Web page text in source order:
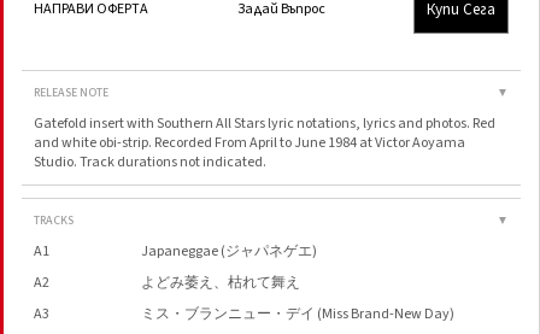
НАПРАВИ ОФЕРТА Задай Въпрос Купи Сега
RELEASE NOTE ▼
Gatefold insert with Southern All Stars lyric notations, lyrics and photos. Red
and white obi-strip. Recorded From April to June 1984 at Victor Aoyama
Studio. Track durations not indicated.
TRACKS ▼
A1
Japaneggae (ジャパネゲエ)
A2
よどみ萎え、枯れて舞え
A3
ミス・ブランニュー・デイ (Miss Brand-New Day)